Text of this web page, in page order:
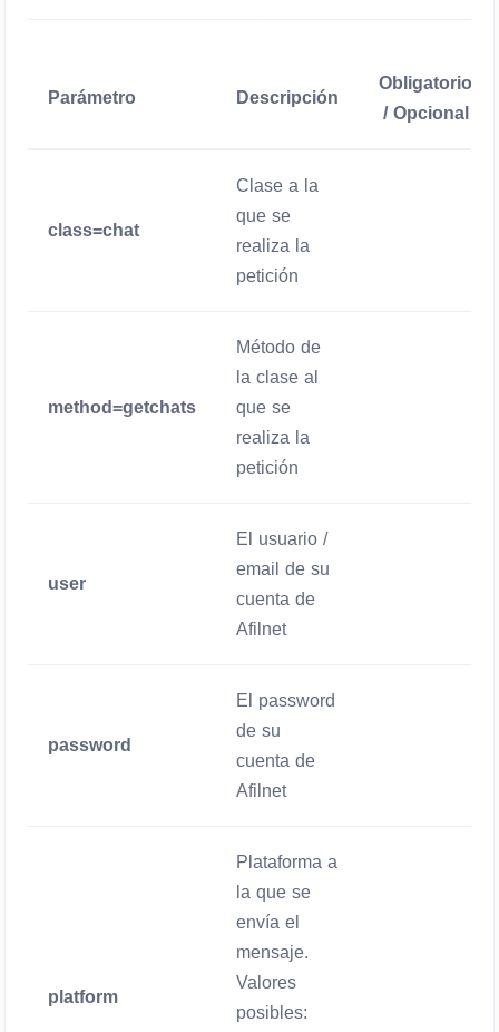
Parámetro Descripción
Obligatorio
/ Opcional
class=chat
Clase a la
que se
realiza la
petición
method=getchats
Método de
la clase al
que se
realiza la
petición
user
El usuario /
email de su
cuenta de
Afilnet
password
El password
de su
cuenta de
Afilnet
platform
Plataforma a
la que se
envía el
mensaje.
Valores
posibles: